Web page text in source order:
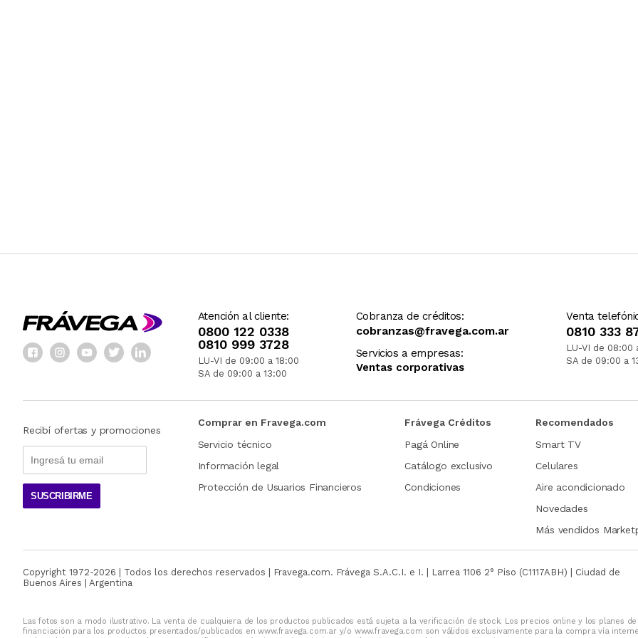
Atención al cliente:
0800 122 0338
0810 999 3728
LU-VI de 09:00 a 18:00
SA de 09:00 a 13:00
Cobranza de créditos:
cobranzas@fravega.com.ar
Servicios a empresas:
Ventas corporativas
Venta
0810 333
LU-VI de 08:00
SA de 09:00 a
Recibí ofertas y promociones
SUSCRIBIRME
Comprar en Fravega.com
Servicio técnico
Información legal
Protección de Usuarios Financieros
Frávega Créditos
Pagá Online
Catálogo exclusivo
Condiciones
Recomendados
Smart TV
Celulares
Aire acondicionado
Novedades
Más vendidos
Copyright 1972-2026 | Todos los derechos reservados | Fravega.com. Frávega S.A.C.I. e I. | Larrea 1106 2° Piso (C1117ABH) | Ciudad de
Buenos Aires | Argentina
Las fotos son a modo ilustrativo. La venta de cualquiera de los productos publicados está sujeta a la verificación de stock. Los precios online y los planes de
financiación para los productos presentados/publicados en www.fravega.com.ar y/o www.fravega.com son válidos exclusivamente para la compra vía